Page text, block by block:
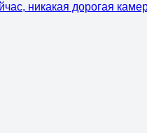
никакая дорогая